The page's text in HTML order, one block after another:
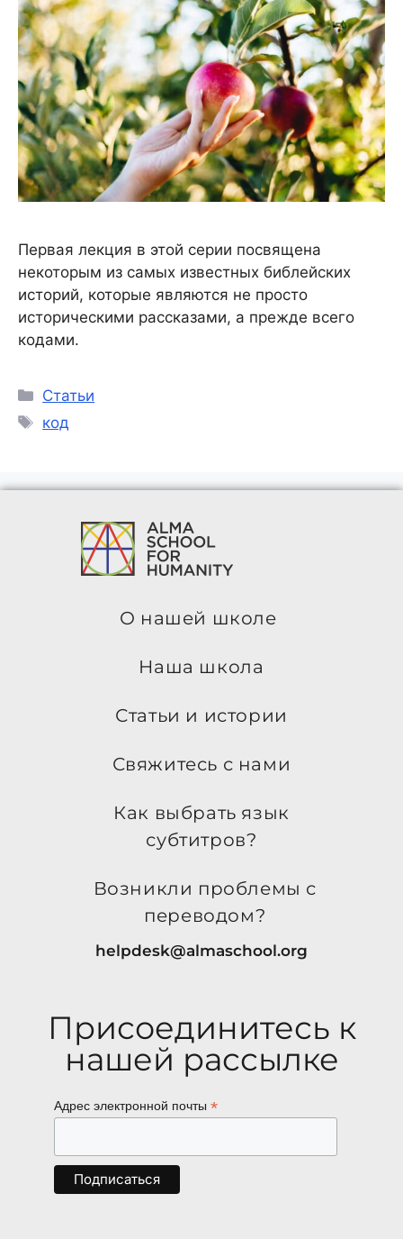
Первая лекция в этой серии посвящена
некоторым из самых известных библейских
историй, которые являются не просто
историческими рассказами, а прежде всего
кодами.
Статьи
код
О нашей школе
Наша школа
Статьи и истории
Свяжитесь с нами
Как выбрать язык
субтитров?
Возникли проблемы с
переводом?
helpdesk@almaschool.org
Присоединитесь к
нашей рассылке
Адрес электронной почты *